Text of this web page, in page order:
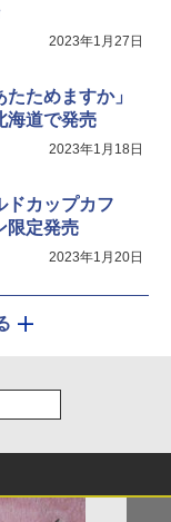
ーブン ヘルシオ
2段調理 コンベ
2023年1月27日
ためますか」
海道で発売
2023年1月18日
ドカップカフ
限定発売
2023年1月20日